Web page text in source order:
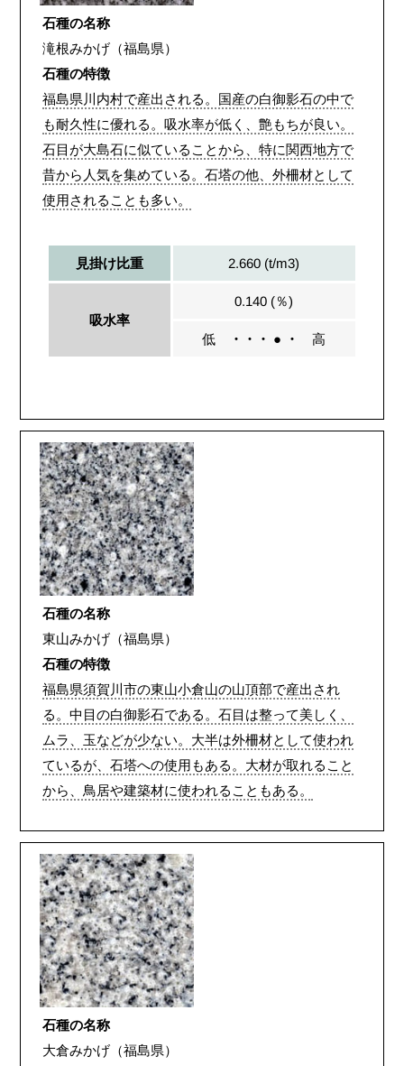
石種の名称
滝根みかげ（福島県）
石種の特徴
福島県川内村で産出される。国産の白御影石の中で
も耐久性に優れる。吸水率が低く、艶もちが良い。
石目が大島石に似ていることから、特に関西地方で
昔から人気を集めている。石塔の他、外柵材として
使用されることも多い。
見掛け比重 2.660 (t/m3)
吸水率
0.140 (％)
低 ・・・ ● ・ 高
石種の名称
東山みかげ（福島県）
石種の特徴
福島県須賀川市の東山小倉山の山頂部で産出され
る。中目の白御影石である。石目は整って美しく、
ムラ、玉などが少ない。大半は外柵材として使われ
ているが、石塔への使用もある。大材が取れること
から、鳥居や建築材に使われることもある。
石種の名称
大倉みかげ（福島県）